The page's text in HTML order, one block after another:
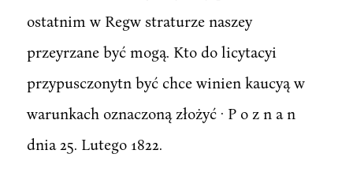
ostatnim w Regw straturze naszey
przeyrzane być mogą. Kto do licytacyi
przypusczonytn być chce winien kaucyą w
warunkach oznaczoną złożyć · P o z n a n
dnia 25. Lutego 1822.